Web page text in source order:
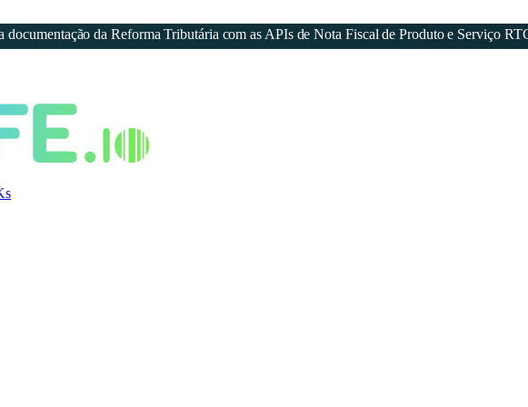
da Reforma Tributária com as APIs de Nota Fiscal de Produto e Serviço